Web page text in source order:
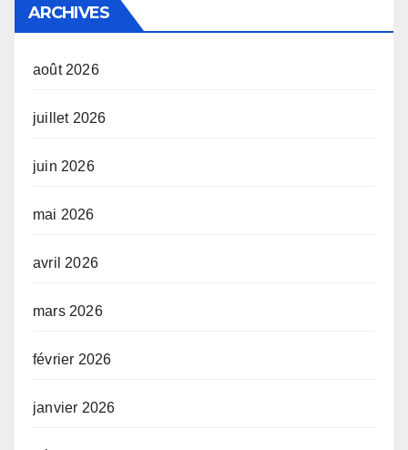
ARCHIVES
août 2026
juillet 2026
juin 2026
mai 2026
avril 2026
mars 2026
février 2026
janvier 2026